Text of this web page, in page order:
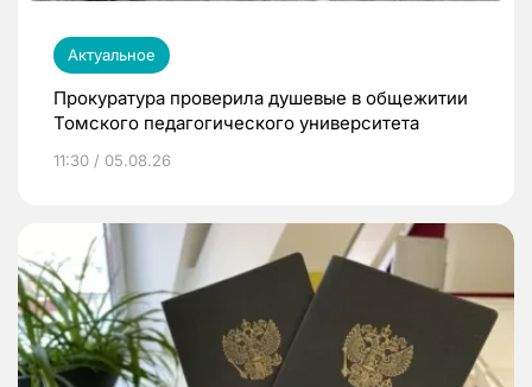
Актуальное
Прокуратура проверила душевые в общежитии
Томского педагогического университета
11:30 / 05.08.26